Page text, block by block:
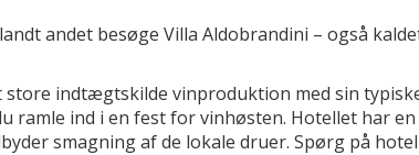
andet besøge Villa Aldobrandini – også
store indtægtskilde vinproduktion med sin
ramle ind i en fest for vinhøsten. Hotellet har
smagning af de lokale druer. Spørg på